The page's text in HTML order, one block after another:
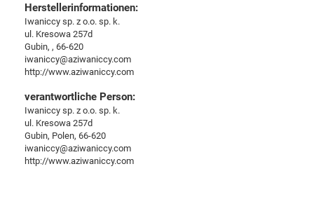
Herstellerinformationen:
Iwaniccy sp. z o.o. sp. k.
ul. Kresowa 257d
Gubin, , 66-620
iwaniccy@aziwaniccy.com
http://www.aziwaniccy.com
verantwortliche Person:
Iwaniccy sp. z o.o. sp. k.
ul. Kresowa 257d
Gubin, Polen, 66-620
iwaniccy@aziwaniccy.com
http://www.aziwaniccy.com